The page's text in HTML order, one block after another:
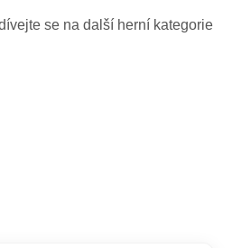
se na další herní kategorie